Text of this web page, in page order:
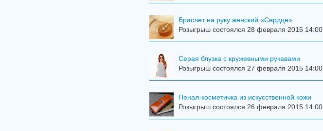
Браслет на руку женский «Сердце»
Розыгрыш состоялся 28 февраля 2015 14:00
Серая блузка с кружевными рукавами
Розыгрыш состоялся 27 февраля 2015 14:00
Пенал-косметичка из искусственной кожи
Розыгрыш состоялся 26 февраля 2015 14:00